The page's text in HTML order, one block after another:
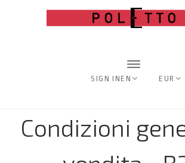
SIGN INEN EUR
Condizioni